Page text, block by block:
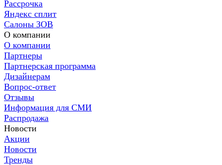
Рассрочка
Яндекс сплит
Салоны ЗОВ
О компании
О компании
Партнеры
Партнерская программа
Дизайнерам
Вопрос-ответ
Отзывы
Информация для СМИ
Распродажа
Новости
Акции
Новости
Тренды